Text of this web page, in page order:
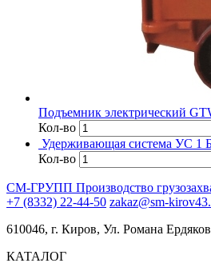
Подъемник электрический
Кол-во
Удерживающая система УС 1
Кол-во
СМ-ГРУПП Производство
+7 (8332) 22-44-50 zakaz@sm-
610046, г. Киров, Ул. Романа
КАТАЛОГ